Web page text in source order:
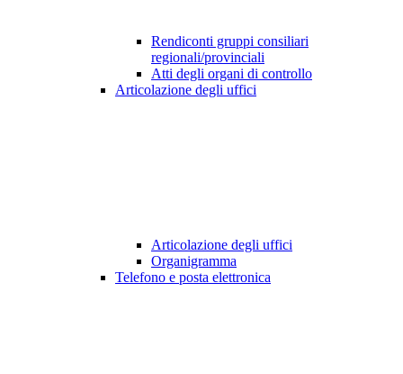
Rendiconti gruppi consiliari
regionali/provinciali
Atti degli organi di controllo
Articolazione degli uffici
Articolazione degli uffici
Organigramma
Telefono e posta elettronica